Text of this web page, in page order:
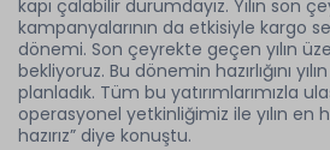
kapı çalabilir durumdayız. Yılın son
kampanyalarının da etkisiyle kargo
dönemi. Son çeyrekte geçen yılın
bekliyoruz. Bu dönemin hazırlığını
planladık. Tüm bu yatırımlarımızla
operasyonel yetkinliğimiz ile yılın en
hazırız” diye konuştu.